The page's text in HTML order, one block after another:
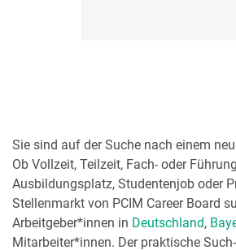
Sie sind auf der Suche nach einem
Ob Vollzeit, Teilzeit, Fach- oder
Ausbildungsplatz, Studentenjob oder
Stellenmarkt von PCIM Career Board
Arbeitgeber*innen in Deutschland,
Mitarbeiter*innen. Der praktische